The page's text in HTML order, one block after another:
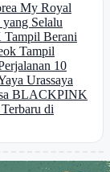
My Royal
Selalu
Berani
Tampil
10
Urassaya
BLACKPINK
di